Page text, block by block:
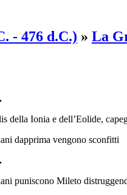
- 476 d.C.) » La
della Ionia e dell’Eolide,
dapprima vengono sconfitti
puniscono Mileto